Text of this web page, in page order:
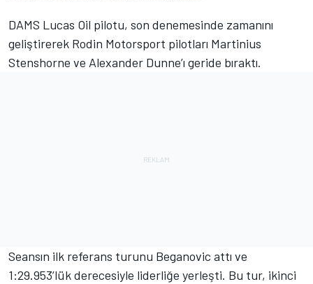
DAMS Lucas Oil pilotu, son denemesinde zamanını
geliştirerek Rodin Motorsport pilotları Martinius
Stenshorne ve Alexander Dunne’ı geride bıraktı.
Seansın ilk referans turunu Beganovic attı ve
1:29.953’lük derecesiyle liderliğe yerleşti. Bu tur, ikinci